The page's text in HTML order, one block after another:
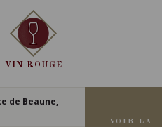
VIN ROUGE
de Beaune,
VOIR LA